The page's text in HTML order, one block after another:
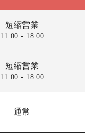
短縮営業
11:00 - 18:00
短縮営業
11:00 - 18:00
通常